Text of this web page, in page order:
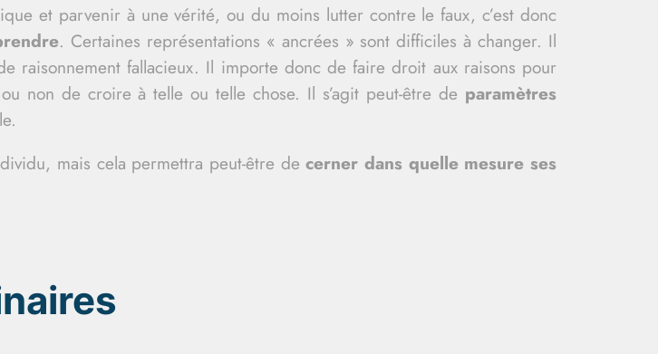
et parvenir à une vérité, ou du moins lutter contre le faux, c’est donc
. Certaines représentations « ancrées » sont difficiles à changer. Il
raisonnement fallacieux. Il importe donc de faire droit aux raisons pour
non de croire à telle ou telle chose. Il s’agit peut-être de paramètres
mais cela permettra peut-être decerner dans quelle mesure ses